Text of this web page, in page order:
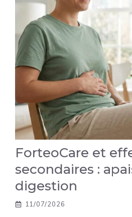
ForteoCare et
secondaires :
digestion
11/07/2026